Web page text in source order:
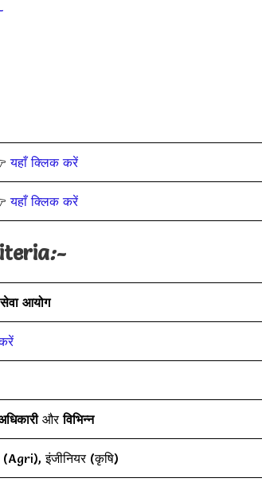
यहाँ क्लिक करें
यहाँ क्लिक करें
:-
आयोग
औरविभिन्न
(Agri), इंजीनियर (कृषि)